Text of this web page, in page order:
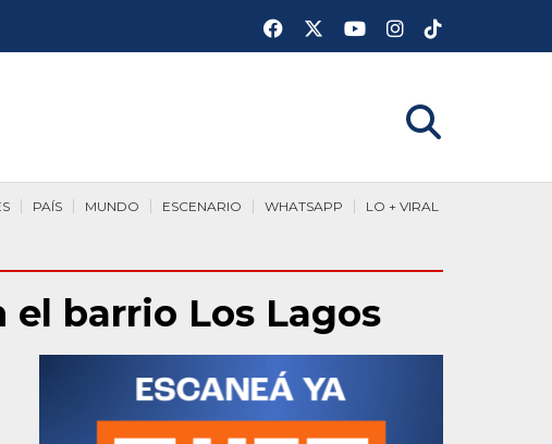
LO + VIRAL
WHATSAPP
ESCENARIO
MUNDO
PAÍS
el barrio Los Lagos